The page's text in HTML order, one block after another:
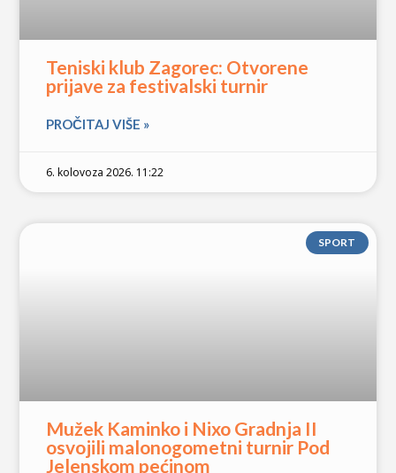
Teniski klub Zagorec: Otvorene
prijave za festivalski turnir
PROČITAJ VIŠE »
6. kolovoza 2026. 11:22
SPORT
Mužek Kaminko i Nixo Gradnja II
osvojili malonogometni turnir Pod
Jelenskom pećinom